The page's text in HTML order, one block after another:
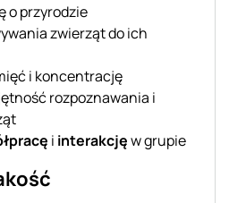
o przyrodzie
zwierząt do ich
i koncentrację
rozpoznawania i
i interakcjęw grupie